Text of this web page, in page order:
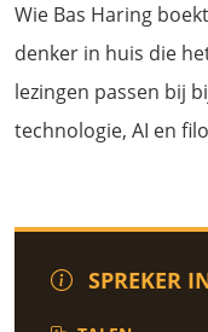
Wie Bas Haring
denker in huis die
lezingen passen bij
technologie, AI en
SPREKER